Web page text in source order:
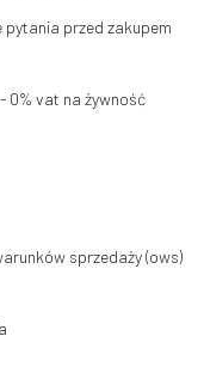
pytania przed zakupem
0% vat na żywność
sprzedaży (ows)